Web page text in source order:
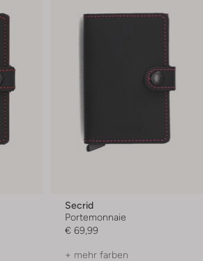
Secrid
Portemonnaie
€ 69,99
+ mehr farben